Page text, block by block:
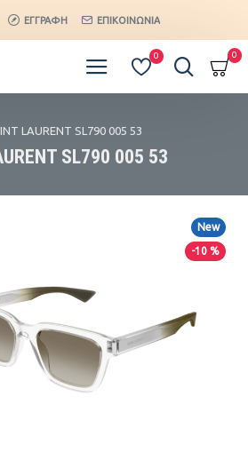
ΕΓΓΡΑΦΉ ΕΠΙΚΟΙΝΩΝΊΑ
0 0
LAURENT SL790 005 53
SL790 005 53
New
-10 %